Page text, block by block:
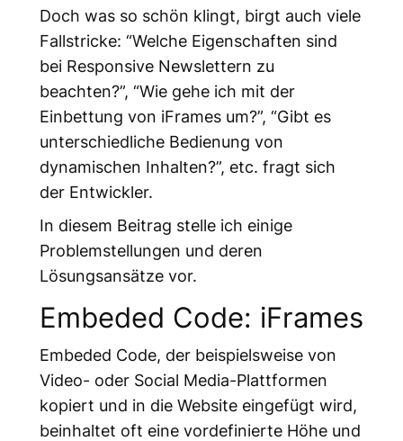
Doch was so schön klingt, birgt auch viele
Fallstricke: “Welche Eigenschaften sind
bei Responsive Newslettern zu
beachten?”, “Wie gehe ich mit der
Einbettung von iFrames um?”, “Gibt es
unterschiedliche Bedienung von
dynamischen Inhalten?”, etc. fragt sich
der Entwickler.
In diesem Beitrag stelle ich einige
Problemstellungen und deren
Lösungsansätze vor.
Embeded Code: iFrames
Embeded Code, der beispielsweise von
Video- oder Social Media-Plattformen
kopiert und in die Website eingefügt wird,
beinhaltet oft eine vordefinierte Höhe und